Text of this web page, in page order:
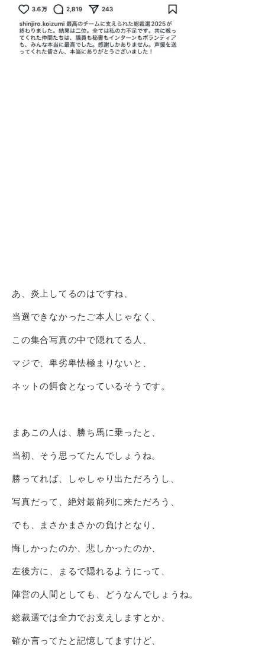
あ、炎上してるのはですね、
当選できなかったご本人じゃなく、
この集合写真の中で隠れてる人、
マジで、卑劣卑怯極まりないと、
ネットの餌食となっているそうです。
まあこの人は、勝ち馬に乗ったと、
当初、そう思ってたんでしょうね。
勝ってれば、しゃしゃり出ただろうし、
写真だって、絶対最前列に来ただろう、
でも、まさかまさかの負けとなり、
悔しかったのか、悲しかったのか、
左後方に、まるで隠れるようにって、
陣営の人間としても、どうなんでしょうね。
総裁選では全力でお支えしますとか、
確か言ってたと記憶してますけど、